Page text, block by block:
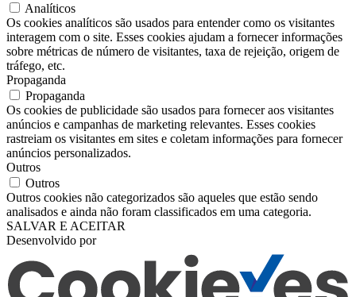
Analíticos
Os cookies analíticos são usados ​​para entender como os visitantes
interagem com o site. Esses cookies ajudam a fornecer informações
sobre métricas de número de visitantes, taxa de rejeição, origem de
tráfego, etc.
Propaganda
Propaganda
Os cookies de publicidade são usados ​​para fornecer aos visitantes
anúncios e campanhas de marketing relevantes. Esses cookies
rastreiam os visitantes em sites e coletam informações para fornecer
anúncios personalizados.
Outros
Outros
Outros cookies não categorizados são aqueles que estão sendo
analisados ​​e ainda não foram classificados em uma categoria.
SALVAR E ACEITAR
Desenvolvido por